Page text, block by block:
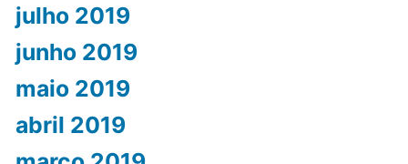
julho 2019
junho 2019
maio 2019
abril 2019